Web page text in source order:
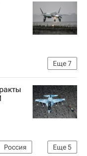
Еще7
Министерство промышленности и торговли РФ (Минпромторг России)
Еще5
Россия